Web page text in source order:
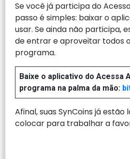
Se você já participa do
passo é simples: baixar o
usar. Se ainda não participa,
de entrar e aproveitar todos
programa.
Baixe o aplicativo do Acessa
programa na palma da mão:
Afinal, suas SynCoins já estão
colocar para trabalhar a